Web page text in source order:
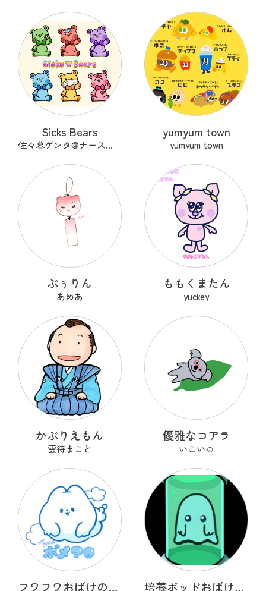
Sicks Bears
佐々暮ゲンタ@ナース兼描き
yumyum town
yumyum town
ぷぅりん
あめあ
ももくまたん
yuckey
かぶりえもん
雲待まこと
優雅なコアラ
いこい☺︎
フワフワおばけのポメマロ 培養ポッドおばけ フライトン